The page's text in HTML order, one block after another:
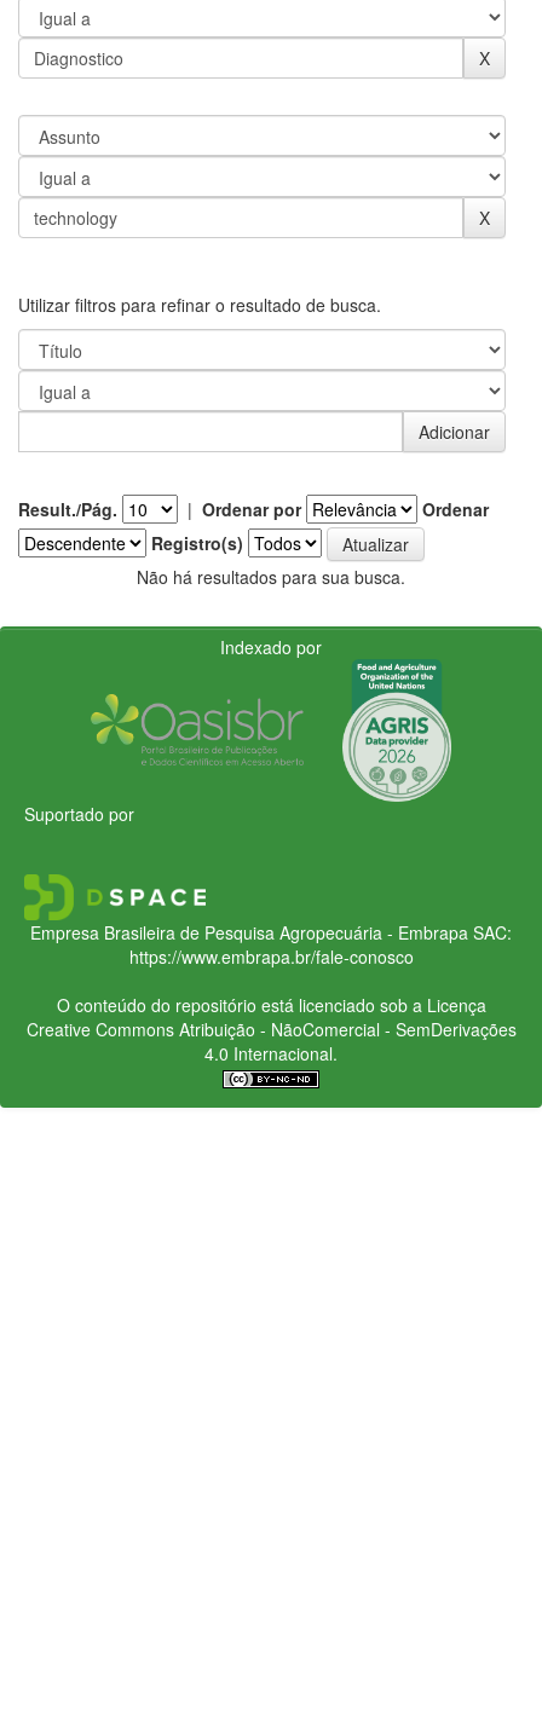
Utilizar filtros para refinar o resultado de busca.
Result./Pág. | Ordenar por
Ordenar
Registro(s)
Não há resultados para sua busca.
Indexado por
Suportado por
Empresa Brasileira de Pesquisa Agropecuária - Embrapa SAC:
https://www.embrapa.br/fale-conosco
O conteúdo do repositório está licenciado sob a Licença
Creative CommonsAtribuição - NãoComercial - SemDerivações
4.0 Internacional.